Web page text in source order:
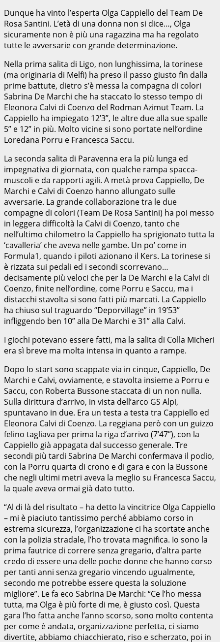
Dunque ha vinto l’esperta Olga Cappiello del Team De
Rosa Santini. L’età di una donna non si dice…, Olga
sicuramente non è più una ragazzina ma ha regolato
tutte le avversarie con grande determinazione.
Nella prima salita di Ligo, non lunghissima, la torinese
(ma originaria di Melfi) ha preso il passo giusto fin dalla
prime battute, dietro s’è messa la compagna di colori
Sabrina De Marchi che ha staccato lo stesso tempo di
Eleonora Calvi di Coenzo del Rodman Azimut Team. La
Cappiello ha impiegato 12’3”, le altre due alla sue spalle
5” e 12” in più. Molto vicine si sono portate nell’ordine
Loredana Porru e Francesca Saccu.
La seconda salita di Paravenna era la più lunga ed
impegnativa di giornata, con qualche rampa spacca-
muscoli e da rapporti agili. A metà prova Cappiello, De
Marchi e Calvi di Coenzo hanno allungato sulle
avversarie. La grande collaborazione tra le due
compagne di colori (Team De Rosa Santini) ha poi messo
in leggera difficoltà la Calvi di Coenzo, tanto che
nell’ultimo chilometro la Cappiello ha sprigionato tutta la
‘cavalleria’ che aveva nelle gambe. Un po’ come in
Formula1, quando i piloti azionano il Kers. La torinese si
è rizzata sui pedali ed i secondi scorrevano…
decisamente più veloci che per la De Marchi e la Calvi di
Coenzo, finite nell’ordine, come Porru e Saccu, ma i
distacchi stavolta si sono fatti più marcati. La Cappiello
ha chiuso sul traguardo “Deporvillage” in 19’53”
infliggendo ben 10” alla De Marchi e 31” alla Calvi.
I giochi potevano essere fatti, ma la salita di Colla Micheri
era sì breve ma molta intensa in quanto a rampe.
Dopo lo start sono scappate via in cinque, Cappiello, De
Marchi e Calvi, ovviamente, e stavolta insieme a Porru e
Saccu, con Roberta Bussone staccata di un non nulla.
Sulla dirittura d’arrivo, in vista dell’arco GS Alpi,
spuntavano in due. Era un testa a testa tra Cappiello ed
Eleonora Calvi di Coenzo. La reggiana però con un guizzo
felino tagliava per prima la riga d’arrivo (7’47”), con la
Cappiello già appagata dal successo generale. Tre
secondi più tardi Sabrina De Marchi confermava il podio,
con la Porru quarta di crono e di gara e con la Bussone
che negli ultimi metri aveva la meglio su Francesca Saccu,
la quale aveva ormai già dato tutto.
“Al di là del risultato – ha detto la vincitrice Olga Cappiello
– mi è piaciuto tantissimo perché abbiamo corso in
estrema sicurezza, l’organizzazione ci ha scortate anche
con la polizia stradale, l’ho trovata magnifica. Io sono la
prima fautrice di correre senza gregario, d’altra parte
credo di essere una delle poche donne che hanno corso
per tanti anni senza gregario vincendo ugualmente,
secondo me potrebbe essere questa la soluzione
migliore”. Le fa eco Sabrina De Marchi: “Ce l’ho messa
tutta, ma Olga è più forte di me, è giusto così. Questa
gara l’ho fatta anche l’anno scorso, sono molto contenta
per come è andata, organizzazione perfetta, ci siamo
divertite, abbiamo chiacchierato, riso e scherzato, poi in